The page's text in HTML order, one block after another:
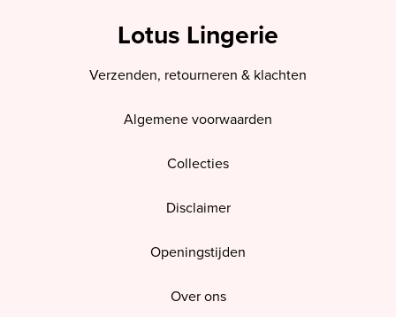
Lotus Lingerie
Verzenden, retourneren & klachten
Algemene voorwaarden
Collecties
Disclaimer
Openingstijden
Over ons